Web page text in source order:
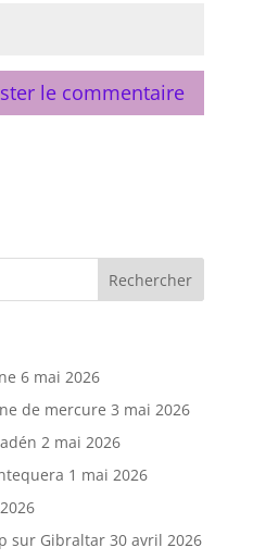
6 mai 2026
de mercure 3 mai 2026
2 mai 2026
1 mai 2026
sur Gibraltar 30 avril 2026